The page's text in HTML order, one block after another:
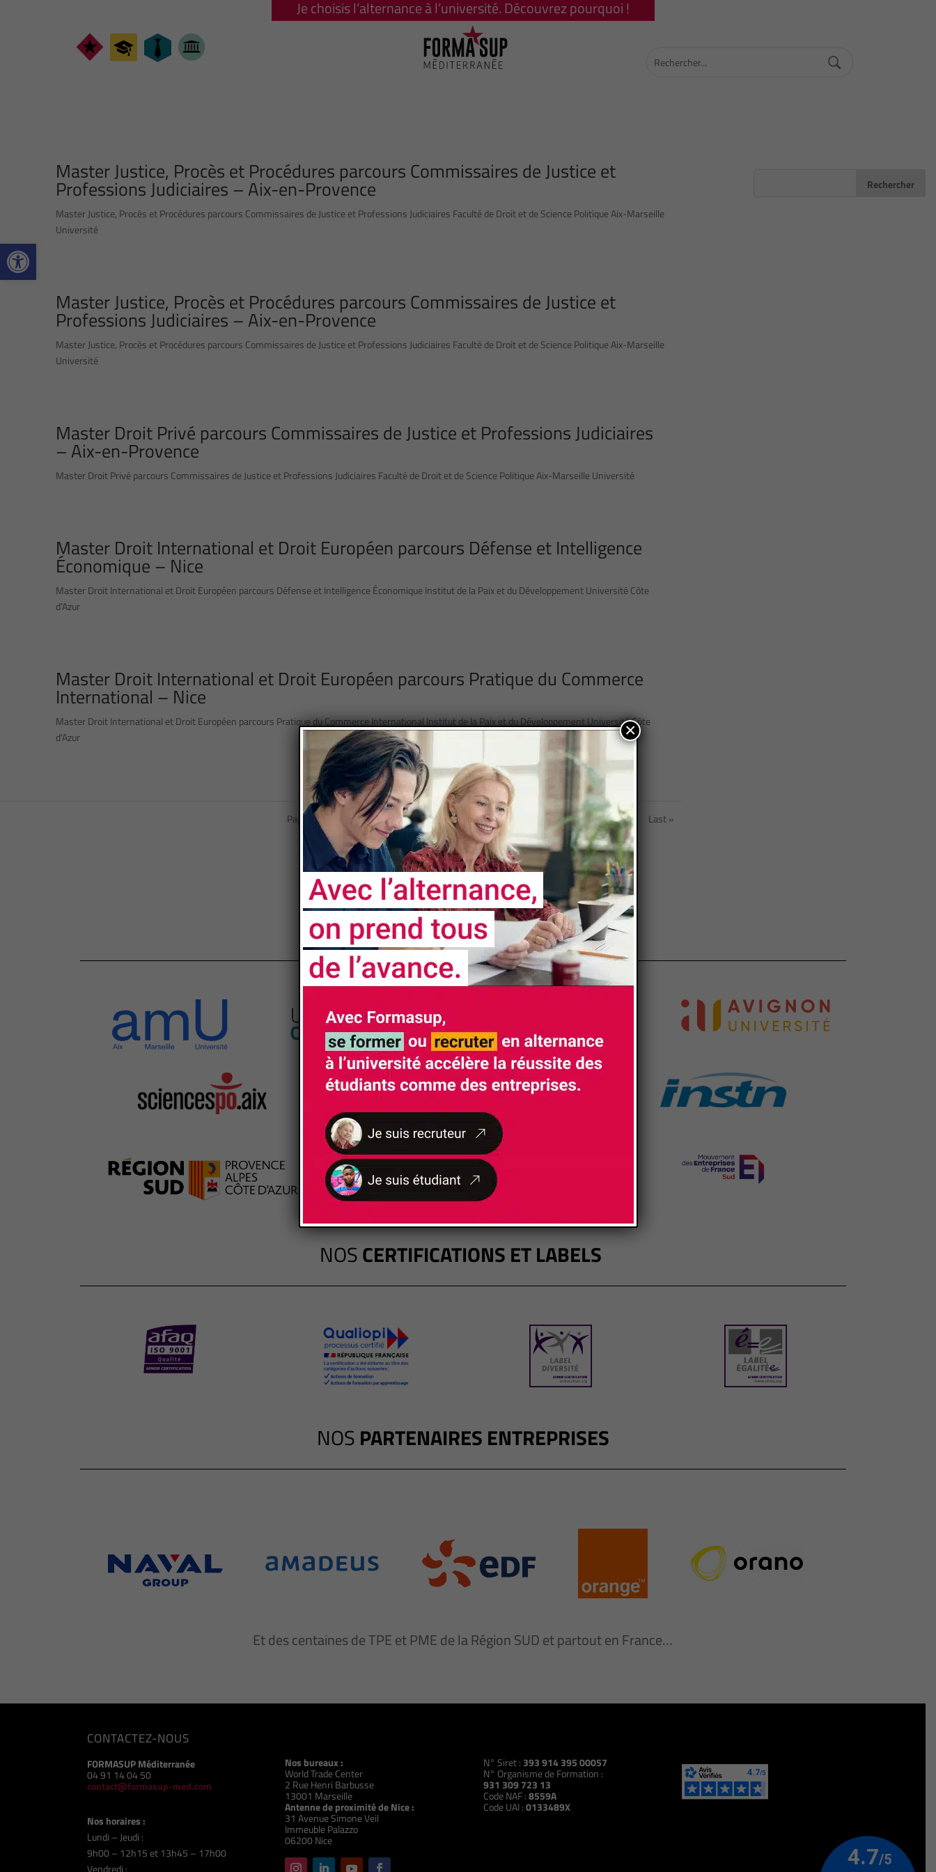
Ouvrir la barre d’outils
Je choisis l’alternance à l’université. Découvrez pourquoi !
Master Justice, Procès et Procédures parcours Commissaires de Justice et
Professions Judiciaires – Aix-en-Provence
Master Justice, Procès et Procédures parcours Commissaires de Justice et Professions Judiciaires Faculté de Droit et de Science Politique Aix-Marseille
Université
Master Justice, Procès et Procédures parcours Commissaires de Justice et
Professions Judiciaires – Aix-en-Provence
Master Justice, Procès et Procédures parcours Commissaires de Justice et Professions Judiciaires Faculté de Droit et de Science Politique Aix-Marseille
Université
Master Droit Privé parcours Commissaires de Justice et Professions Judiciaires
– Aix-en-Provence
Master Droit Privé parcours Commissaires de Justice et Professions Judiciaires Faculté de Droit et de Science Politique Aix-Marseille Université
Master Droit International et Droit Européen parcours Défense et Intelligence
Économique – Nice
Master Droit International et Droit Européen parcours Défense et Intelligence Économique Institut de la Paix et du Développement Université Côte
d’Azur
Master Droit International et Droit Européen parcours Pratique du Commerce
International – Nice
Master Droit International et Droit Européen parcours Pratique du Commerce International Institut de la Paix et du Développement Université Côte
d’Azur
Page 19 of 24 « First « ... 10 17 18 20 21 ... » Last »
NOSPARTENAIRES
NOSCERTIFICATIONS ET LABELS
NOS PARTENAIRES ENTREPRISES
Et des centaines de TPE et PME de la Région SUD et partout en France…
CONTACTEZ-NOUS
FORMASUP Méditerranée
04 91 14 04 50
contact@formasup-med.com
Nos horaires :
Lundi – Jeudi :
9h00 – 12h15 et 13h45 – 17h00
Vendredi :
Nos bureaux :
World Trade Center
2 Rue Henri Barbusse
13001 Marseille
Antenne de proximité de Nice :
31 Avenue Simone Veil
Immeuble Palazzo
06200 Nice
N° Siret : 393 914 395 00057
N° Organisme de Formation :
931 309 723 13
Code NAF :8559A
Code UAI :0133489X
×